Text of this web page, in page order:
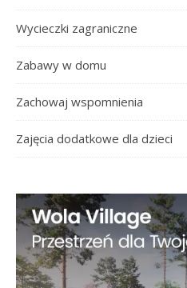
Wycieczki zagraniczne
Zabawy w domu
Zachowaj wspomnienia
Zajęcia dodatkowe dla dzieci